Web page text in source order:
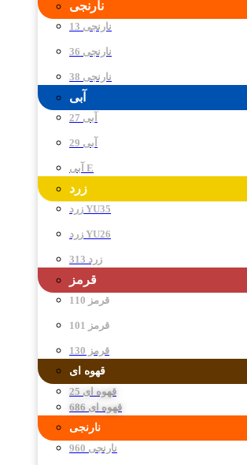
نارنجی
نارنجی 13
نارنجی 36
نارنجی 38
آبی
آبی 27
آبی 29
آبی E
زرد
زرد YU35
زرد YU26
زرد 313
قرمز
قرمز 110
قرمز 101
قرمز 130
قهوه ای
قهوه ای 25
قهوه ای 686
نارنجی
نارنجی 960